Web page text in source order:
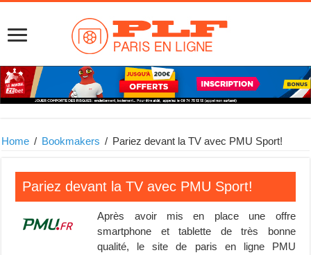
Home / Bookmakers / Pariez devant la TV avec PMU Sport!
Pariez devant la TV avec PMU Sport!
Après avoir mis en place une offre
smartphone et tablette de très bonne
qualité, le site de paris en ligne PMU